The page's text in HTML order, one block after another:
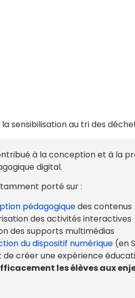
sensibilisation au tri des
à la conception et à la
digital.
porté sur :
pédagogiquedes contenus
des activités interactives
des supports multimédias
du dispositif numérique (en
de créer une expérience
les élèves aux